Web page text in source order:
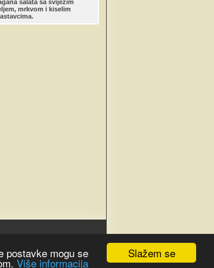
Slažem se
postavke mogu se
Više informacija
SVIJEŽIM POVRĆEM
salata sa sviježim
mrkvom i kiselim